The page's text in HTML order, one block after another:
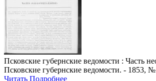
Псковские губернские ведомости : Часть
Псковские губернские ведомости. - 1853,
Читать Подробнее